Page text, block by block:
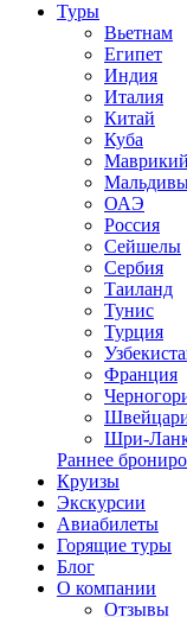
Туры
Вьетнам
Египет
Индия
Италия
Китай
Куба
Маврикий
ОАЭ
Россия
Сейшелы
Сербия
Таиланд
Тунис
Турция
Франция
Шри-
Раннее
Круизы
Экскурсии
Авиабилеты
Горящие туры
Блог
О компании
Отзывы